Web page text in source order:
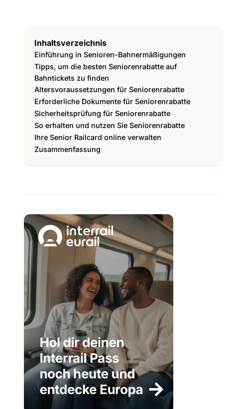
Inhaltsverzeichnis
Einführung in Senioren-Bahnermäßigungen
Tipps, um die besten Seniorenrabatte auf
Bahntickets zu finden
Altersvoraussetzungen für Seniorenrabatte
Erforderliche Dokumente für Seniorenrabatte
Sicherheitsprüfung für Seniorenrabatte
So erhalten und nutzen Sie Seniorenrabatte
Ihre Senior Railcard online verwalten
Zusammenfassung